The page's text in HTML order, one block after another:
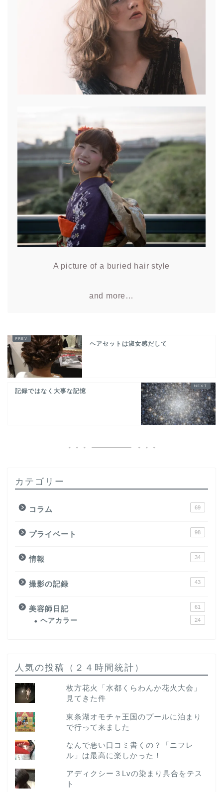
A picture of a buried hair style
and more…
ヘアセットは淑女感だして
記録ではなく大事な記憶
カテゴリー
コラム 69
プライベート 98
情報 34
撮影の記録 43
美容師日記 61
ヘアカラー 24
人気の投稿（２４時間統計）
枚方花火「水都くらわんか花火大会」
見てきた件
東条湖オモチャ王国のプールに泊まり
で行って来ました
なんで悪い口コミ書くの？「ニフレ
ル」は最高に楽しかった！
アディクシー３Lvの染まり具合をテス
ト